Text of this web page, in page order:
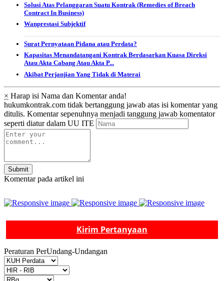
Solusi Atas Pelanggaran Suatu Kontrak (Remedies of Breach
Contract In Business)
Wanprestasi Subjektif
Surat Pernyataan Pidana atau Perdata?
Kapasitas Menandatangani Kontrak Berdasarkan Kuasa Direksi
Atau Akta Cabang Atau Akta P...
Akibat Perjanjian Yang Tidak di Materai
× Harap isi Nama dan Komentar anda!
hukumkontrak.com tidak bertanggung jawab atas isi komentar yang
ditulis. Komentar sepenuhnya menjadi tanggung jawab komentator
seperti diatur dalam UU ITE
Submit
Komentar pada artikel ini
Kirim Pertanyaan
Peraturan PerUndang-Undangan